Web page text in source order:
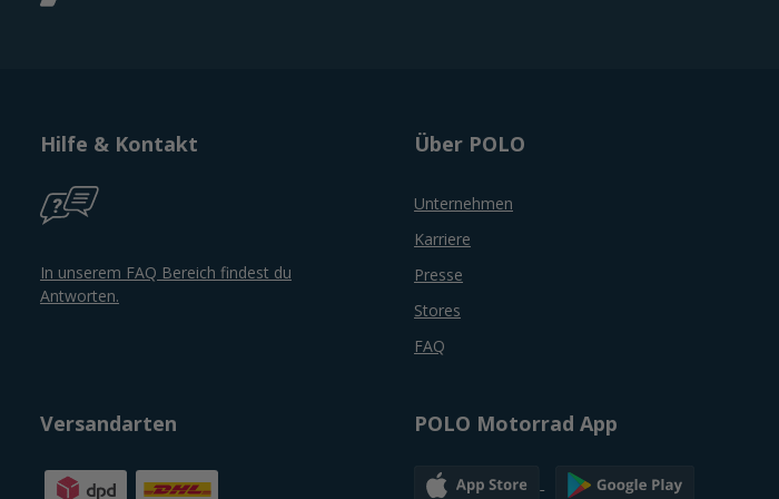
Hilfe & Kontakt
In unserem FAQ Bereich findest du
Antworten.
Über POLO
Unternehmen
Karriere
Presse
Stores
FAQ
Versandarten POLO Motorrad App